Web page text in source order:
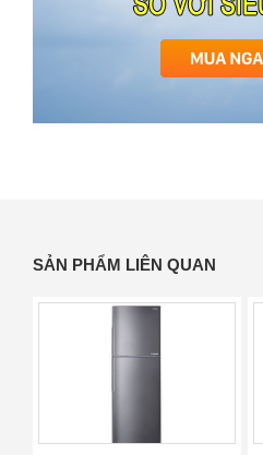
SẢN PHẨM LIÊN QUAN